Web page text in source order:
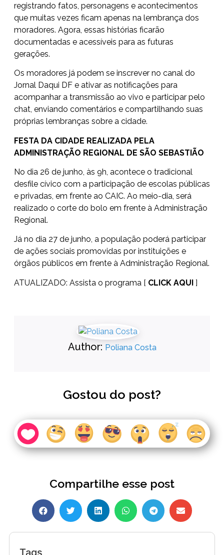
registrando fatos, personagens e acontecimentos
que muitas vezes ficam apenas na lembrança dos
moradores. Agora, essas histórias ficarão
documentadas e acessíveis para as futuras
gerações.
Os moradores já podem se inscrever no canal do
Jornal Daqui DF e ativar as notificações para
acompanhar a transmissão ao vivo e participar pelo
chat, enviando comentários e compartilhando suas
próprias lembranças sobre a cidade.
FESTA DA CIDADE REALIZADA PELA
ADMINISTRAÇÃO REGIONAL DE SÃO SEBASTIÃO
No dia 26 de junho, às 9h, acontece o tradicional
desfile cívico com a participação de escolas públicas
e privadas, em frente ao CAIC. Ao meio-dia, será
realizado o corte do bolo em frente à Administração
Regional.
Já no dia 27 de junho, a população poderá participar
de ações sociais promovidas por instituições e
órgãos públicos em frente à Administração Regional.
ATUALIZADO: Assista o programa [ CLICK AQUI ]
Author: Poliana Costa
Gostou do post?
Compartilhe esse post
Tags